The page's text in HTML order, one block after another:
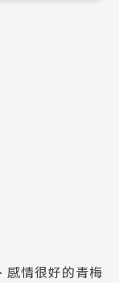
感情很好的青梅